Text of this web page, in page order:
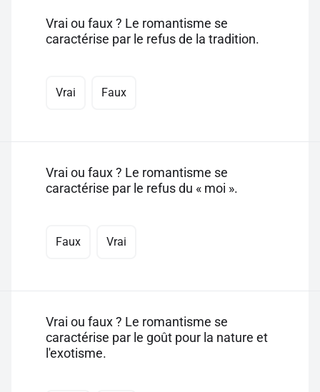
Vrai ou faux ? Le romantisme se
caractérise par le refus de la tradition.
Vrai Faux
Vrai ou faux ? Le romantisme se
caractérise par le refus du « moi ».
Faux Vrai
Vrai ou faux ? Le romantisme se
caractérise par le goût pour la nature et
l'exotisme.